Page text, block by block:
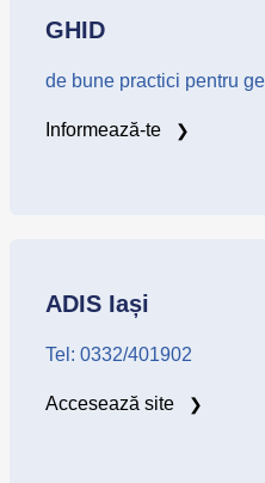
GHID
de bune practici pentru
Informează-te
ADIS Iași
Tel: 0332/401902
Accesează site